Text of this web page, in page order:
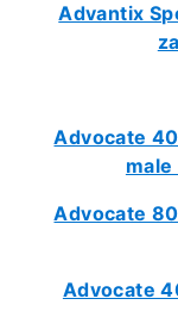
Advantix
Advocate
Advocate
Advocate